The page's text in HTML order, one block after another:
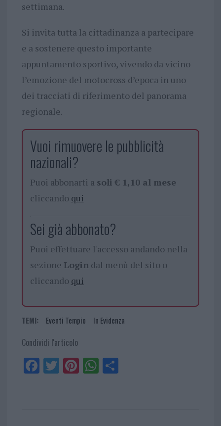
settimana.
Si invita tutta la cittadinanza a partecipare
e a sostenere questo importante
appuntamento sportivo, vivendo da vicino
l’emozione del motocross d’epoca in uno
dei tracciati di riferimento del panorama
regionale.
Vuoi rimuovere le pubblicità
nazionali?
Puoi abbonarti a soli € 1,10 al mese
cliccando qui
Sei già abbonato?
Puoi effettuare l'accesso andando nella
sezione Logindal menù del sito o
cliccando qui
TEMI: Eventi Tempio In Evidenza
Condividi l'articolo
Fa
ce
Tw
itt
Pi
nt
W
ha
Sh